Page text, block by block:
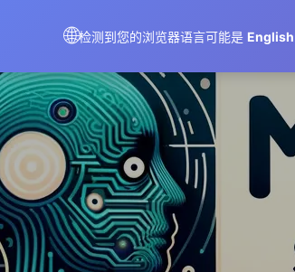
🌐检测到您的浏览器语言可能是 English
AIMeticulously